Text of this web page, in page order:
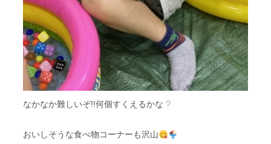
なかなか難しいぞ!!何個すくえるかな
おいしそうな食べ物コーナーも沢山